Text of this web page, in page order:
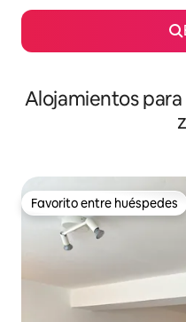
Alojamientos
Favorito entre huéspedes
Favorito entre huéspedes